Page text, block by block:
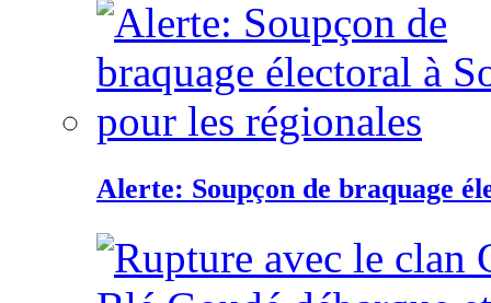
Alerte: Soupçon de braquage